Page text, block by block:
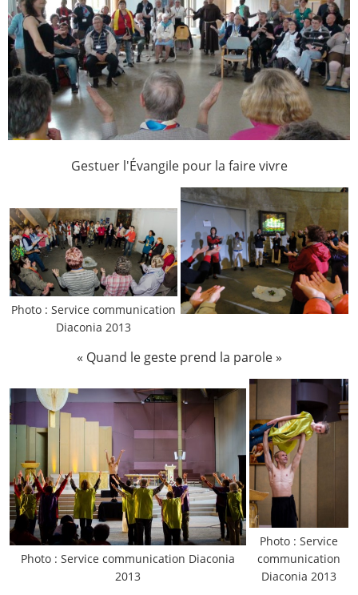
Gestuer l'Évangile pour la faire vivre
Photo : Service communication
Diaconia 2013
« Quand le geste prend la parole »
Photo : Service communication Diaconia
2013
Photo : Service
communication
Diaconia 2013